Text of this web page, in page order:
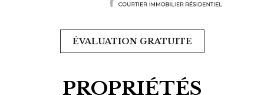
ÉVALUATION GRATUITE
PROPRIÉTÉS